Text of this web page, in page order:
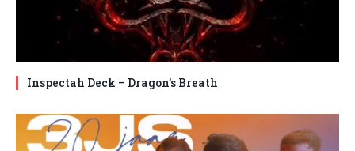
Inspectah Deck – Dragon’s Breath